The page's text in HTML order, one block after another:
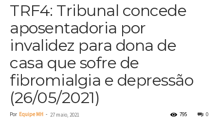
TRF4: Tribunal concede
aposentadoria por
invalidez para dona de
casa que sofre de
fibromialgia e depressão
(26/05/2021)
Por Equipe MH - 27 maio, 2021 0
795